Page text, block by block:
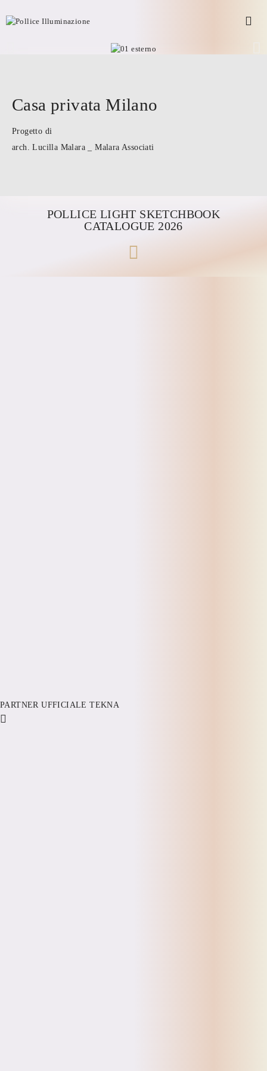
Casa privata Milano
Progetto di
arch. Lucilla Malara _ Malara Associati
POLLICE LIGHT SKETCHBOOK
CATALOGUE 2026
PARTNER UFFICIALE TEKNA